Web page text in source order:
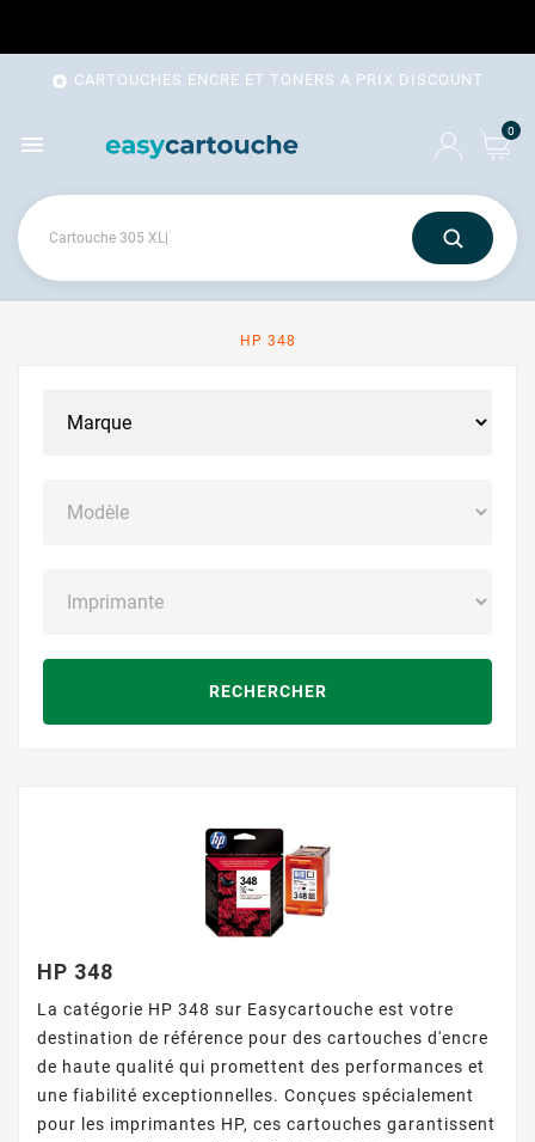
 CARTOUCHES ENCRE ET TONERS A PRIX DISCOUNT
 0
HP 348
RECHERCHER
HP 348
La catégorie HP 348 sur Easycartouche est votre
destination de référence pour des cartouches d'encre
de haute qualité qui promettent des performances et
une fiabilité exceptionnelles. Conçues spécialement
pour les imprimantes HP, ces cartouches garantissent